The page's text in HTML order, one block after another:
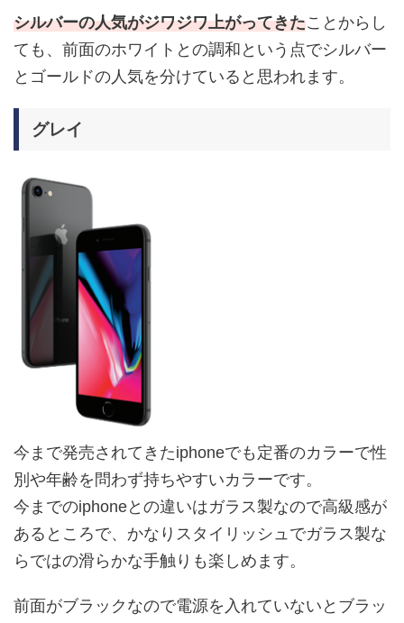
シルバーの人気がジワジワ上がってきたことからし
ても、前面のホワイトとの調和という点でシルバー
とゴールドの人気を分けていると思われます。
グレイ
今まで発売されてきたiphoneでも定番のカラーで性
別や年齢を問わず持ちやすいカラーです。
今までのiphoneとの違いはガラス製なので高級感が
あるところで、かなりスタイリッシュでガラス製な
らではの滑らかな手触りも楽しめます。
前面がブラックなので電源を入れていないとブラッ